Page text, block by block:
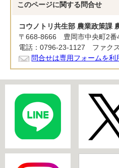
このページに関する 問合せ
コウノトリ共生部 農業政策課
〒668-8666 豊岡市中央町2番
電話：0796-23-1127 ファク
問合せは専用フォームを利